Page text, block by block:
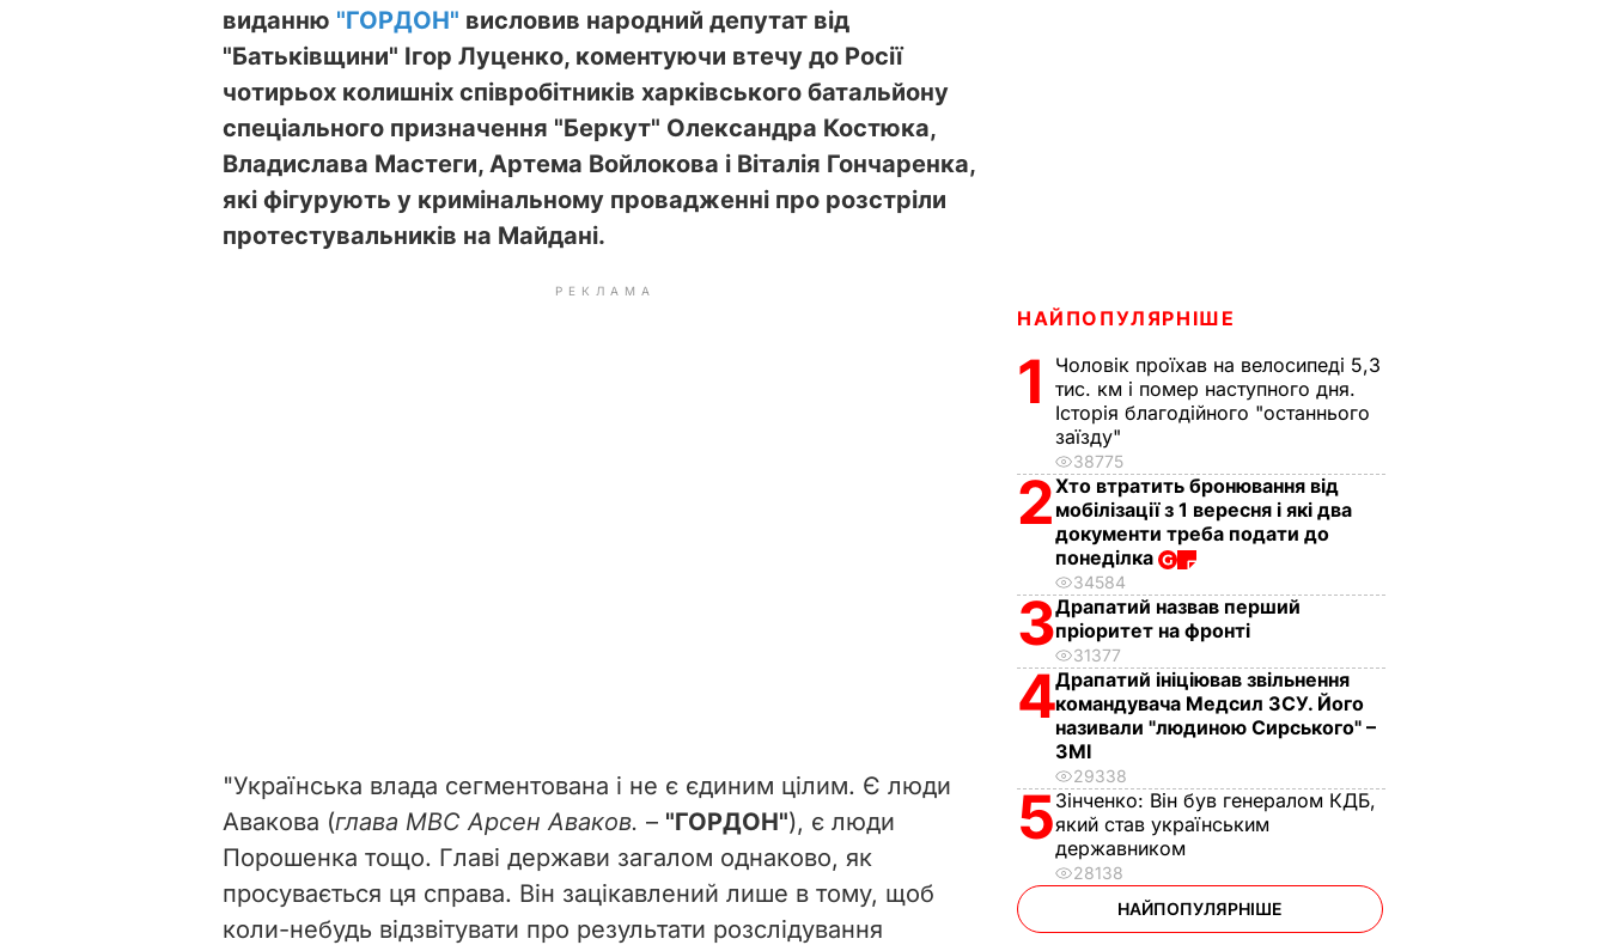
виданню "ГОРДОН" висловив народний депутат від
"Батьківщини" Ігор Луценко, коментуючи втечу до Росії
чотирьох колишніх співробітників харківського батальйону
спеціального призначення "Беркут" Олександра Костюка,
Владислава Мастеги, Артема Войлокова і Віталія Гончаренка,
які фігурують у кримінальному провадженні про розстріли
протестувальників на Майдані.
РЕКЛАМА
"Українська влада сегментована і не є єдиним цілим. Є люди
Авакова (глава МВС Арсен Аваков. – "ГОРДОН"), є люди
Порошенка тощо. Главі держави загалом однаково, як
просувається ця справа. Він зацікавлений лише в тому, щоб
коли-небудь відзвітувати про результати розслідування
НАЙПОПУЛЯРНІШЕ
1
Чоловік проїхав на велосипеді 5,3
тис. км і помер наступного дня.
Історія благодійного "останнього
заїзду"
38775
2Хто втратить бронювання від
мобілізації з 1 вересня і які два
документи треба подати до
понеділка
34584
3Драпатий назвав перший
пріоритет на фронті
31377
4Драпатий ініціював звільнення
командувача Медсил ЗСУ. Його
називали "людиною Сирського" –
ЗМІ
29338
5Зінченко: Він був генералом КДБ,
який став українським
державником
28138
НАЙПОПУЛЯРНІШЕ